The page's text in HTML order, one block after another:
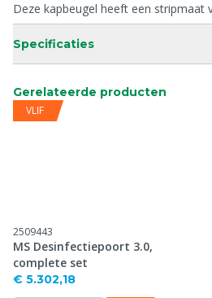
Deze kapbeugel heeft een stripmaat
Specificaties
Gerelateerde producten
VLIF
2509443
MS Desinfectiepoort 3.0,
complete set
€ 5.302,18